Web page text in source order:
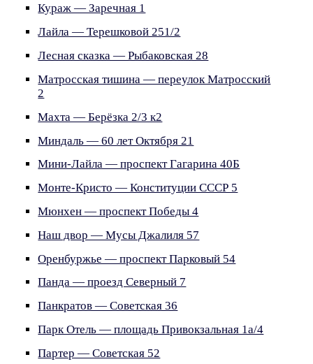
Кураж — Заречная 1
Лайла — Терешковой 251/2
Лесная сказка — Рыбаковская 28
Матросская тишина — переулок Матросский
2
Махта — Берёзка 2/3 к2
Миндаль — 60 лет Октября 21
Мини-Лайла — проспект Гагарина 40Б
Монте-Кристо — Конституции СССР 5
Мюнхен — проспект Победы 4
Наш двор — Мусы Джалиля 57
Оренбуржье — проспект Парковый 54
Панда — проезд Северный 7
Панкратов — Советская 36
Парк Отель — площадь Привокзальная 1а/4
Партер — Советская 52